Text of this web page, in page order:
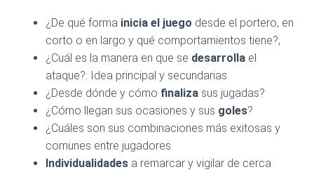
¿De qué forma inicia el juego desde el portero, en
corto o en largo y qué comportamientos tiene?,
¿Cuál es la manera en que se desarrolla el
ataque?: Idea principal y secundarias
¿Desde dónde y cómo finaliza sus jugadas?
¿Cómo llegan sus ocasiones y sus goles?
¿Cuáles son sus combinaciones más exitosas y
comunes entre jugadores
Individualidades a remarcar y vigilar de cerca